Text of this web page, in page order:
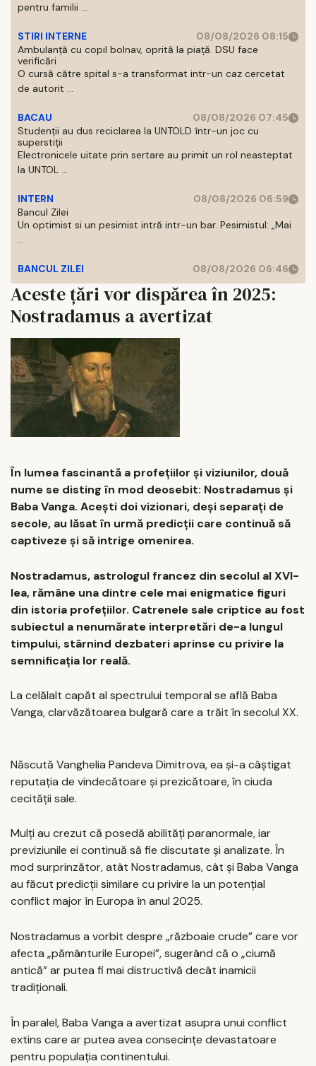
pentru familii ...
STIRI INTERNE
08/08/2026 08:15
Ambulanță cu copil bolnav, oprită la piață. DSU face
verificări
O cursă către spital s-a transformat intr-un caz cercetat
de autorit ...
BACAU
08/08/2026 07:45
Studenții au dus reciclarea la UNTOLD într-un joc cu
superstiții
Electronicele uitate prin sertare au primit un rol neasteptat
la UNTOL ...
INTERN
08/08/2026 06:59
Bancul Zilei
Un optimist si un pesimist intră intr-un bar. Pesimistul: „Mai
...
BANCUL ZILEI 08/08/2026 06:46
Aceste țări vor dispărea în 2025:
Nostradamus a avertizat
În lumea fascinantă a profețiilor și viziunilor, două
nume se disting în mod deosebit: Nostradamus și
Baba Vanga. Acești doi vizionari, deși separați de
secole, au lăsat în urmă predicții care continuă să
captiveze și să intrige omenirea.
Nostradamus, astrologul francez din secolul al XVI-
lea, rămâne una dintre cele mai enigmatice figuri
din istoria profețiilor. Catrenele sale criptice au fost
subiectul a nenumărate interpretări de-a lungul
timpului, stârnind dezbateri aprinse cu privire la
semnificația lor reală.
La celălalt capăt al spectrului temporal se află Baba
Vanga, clarvăzătoarea bulgară care a trăit în secolul XX.
Născută Vanghelia Pandeva Dimitrova, ea și-a câștigat
reputația de vindecătoare și prezicătoare, în ciuda
cecității sale.
Mulți au crezut că posedă abilități paranormale, iar
previziunile ei continuă să fie discutate și analizate. În
mod surprinzător, atât Nostradamus, cât și Baba Vanga
au făcut predicții similare cu privire la un potențial
conflict major în Europa în anul 2025.
Nostradamus a vorbit despre „războaie crude” care vor
afecta „pământurile Europei”, sugerând că o „ciumă
antică” ar putea fi mai distructivă decât inamicii
tradiționali.
În paralel, Baba Vanga a avertizat asupra unui conflict
extins care ar putea avea consecințe devastatoare
pentru populația continentului.